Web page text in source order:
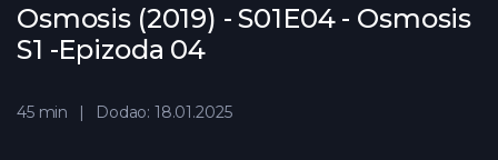
Osmosis (2019) - S01E04 - Osmosis
S1 -Epizoda 04
45 min Dodao: 18.01.2025